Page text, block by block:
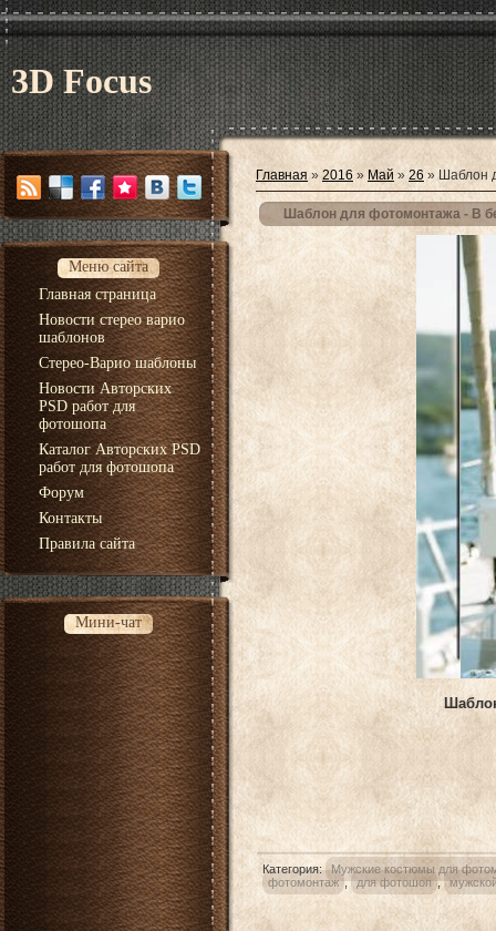
3D Focus
Меню сайта
Главная страница
Новости стерео варио
шаблонов
Стерео-Варио шаблоны
Новости Авторских
PSD работ для
фотошопа
Каталог Авторских PSD
работ для фотошопа
Форум
Контакты
Правила сайта
Мини-чат
Главная » 2016 » Май » 26 » Шаблон
Шаблон для фотомонтажа - В
Категория: Мужские костюмы для
фотомонтаж , для фотошоп ,